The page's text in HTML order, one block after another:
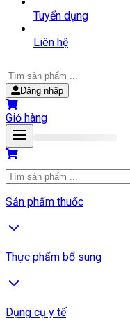
Tuyển dụng
Liên hệ
Đăng nhập
Giỏ hàng
Sản phẩm thuốc
Thực phẩm bổ sung
Dụng cụ y tế